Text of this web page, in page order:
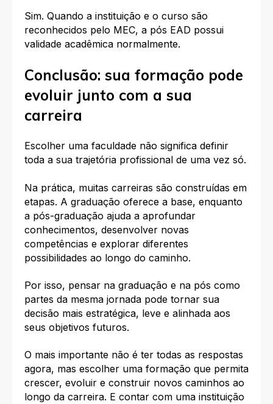
Sim. Quando a instituição e o curso são
reconhecidos pelo MEC, a pós EAD possui
validade acadêmica normalmente.
Conclusão: sua formação pode
evoluir junto com a sua
carreira
Escolher uma faculdade não significa definir
toda a sua trajetória profissional de uma vez só.
Na prática, muitas carreiras são construídas em
etapas. A graduação oferece a base, enquanto
a pós-graduação ajuda a aprofundar
conhecimentos, desenvolver novas
competências e explorar diferentes
possibilidades ao longo do caminho.
Por isso, pensar na graduação e na pós como
partes da mesma jornada pode tornar sua
decisão mais estratégica, leve e alinhada aos
seus objetivos futuros.
O mais importante não é ter todas as respostas
agora, mas escolher uma formação que permita
crescer, evoluir e construir novos caminhos ao
longo da carreira. E contar com uma instituição